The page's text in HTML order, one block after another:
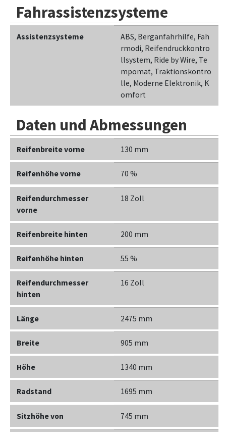
Fahrassistenzsysteme
Assistenzsysteme
ABS, Berganfahrhilfe, Fah
rmodi, Reifendruckkontro
llsystem, Ride by Wire, Te
mpomat, Traktionskontro
lle, Moderne Elektronik, K
omfort
Daten und Abmessungen
Reifenbreite vorne 130 mm
Reifenhöhe vorne 70 %
Reifendurchmesser
vorne
18 Zoll
Reifenbreite hinten 200 mm
Reifenhöhe hinten 55 %
Reifendurchmesser
hinten
16 Zoll
Länge 2475 mm
Breite 905 mm
Höhe 1340 mm
Radstand 1695 mm
Sitzhöhe von 745 mm